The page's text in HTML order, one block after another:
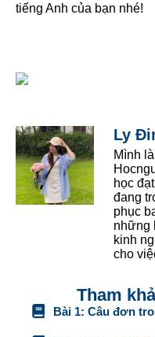
tiếng Anh của bạn nhé!
Ly
Mình
học
đang
phục
những
kinh
cho
Tham
Bài 1: Câu đơn